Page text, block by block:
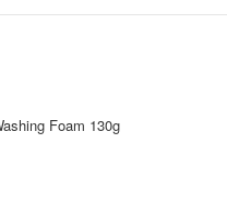
nắng
chốngFoam 130g